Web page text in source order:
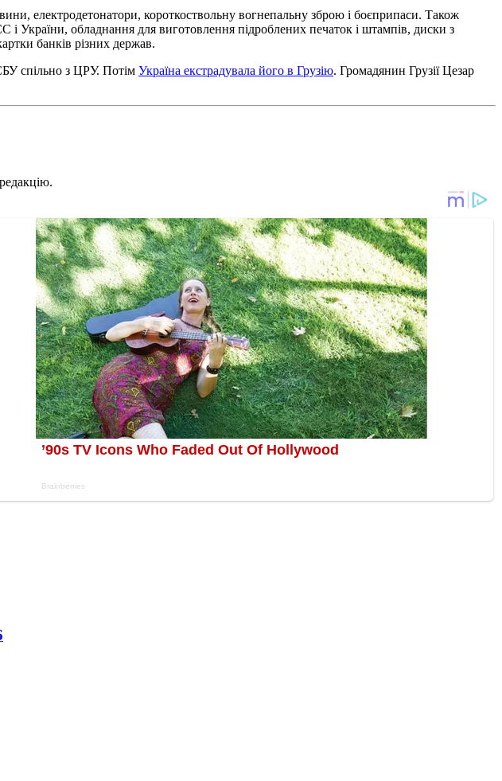
електродетонатори, короткоствольну вогнепальну зброю і боєприпаси. Також
і України, обладнання для виготовлення підроблених печаток і штампів, диски з
банків різних держав.
спільно з ЦРУ. Потім Україна екстрадувала його в Грузію. Громадянин Грузії Цезар